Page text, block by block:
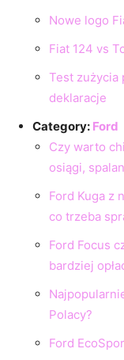
Nowe logo
Fiat 124 vs
Test zużycia
deklaracje
Category: Ford
Czy warto
osiągi,
Ford Kuga z
co trzeba
Ford Focus
bardziej
Polacy?
Ford